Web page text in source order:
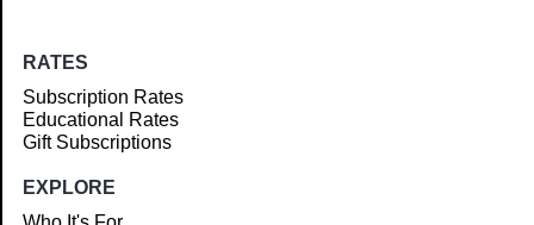
RATES
Subscription Rates
Educational Rates
Gift Subscriptions
EXPLORE